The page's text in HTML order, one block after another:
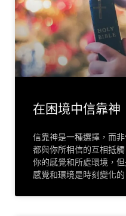
在困境中信靠神
信靠神是一種選擇，而
都與你所相信的互相抵
你的感覺和所處環境，
感覺和環境是時刻變化